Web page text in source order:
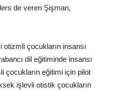
de veren Şişman,
otizmli çocukların insansı
dil eğitiminde insansı
çocukların eğitimi için pilot
işlevli otistik çocukların